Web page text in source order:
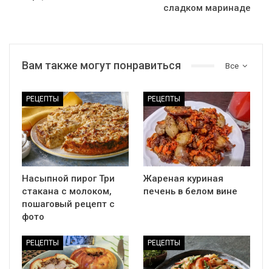
сладком маринаде
Все
Вам также могут понравиться
РЕЦЕПТЫ
Насыпной пирог Три
стакана с молоком,
пошаговый рецепт с
фото
РЕЦЕПТЫ
Жареная куриная
печень в белом вине
РЕЦЕПТЫ РЕЦЕПТЫ